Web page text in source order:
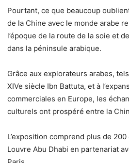
Pourtant, ce que beaucoup
de la Chine avec le monde arabe
l’époque de la route de la soie et
dans la péninsule arabique.
Grâce aux explorateurs arabes,
XIVe siècle Ibn Battuta, et à
commerciales en Europe, les
culturels ont prospéré entre la
L’exposition comprend plus de
Louvre Abu Dhabi en partenariat